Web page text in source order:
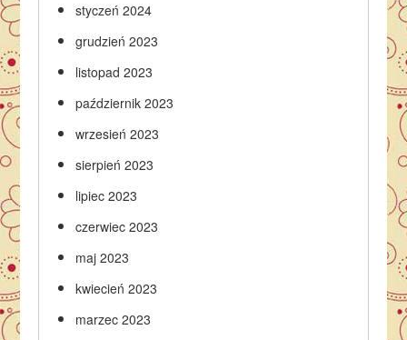
styczeń 2024
grudzień 2023
listopad 2023
październik 2023
wrzesień 2023
sierpień 2023
lipiec 2023
czerwiec 2023
maj 2023
kwiecień 2023
marzec 2023